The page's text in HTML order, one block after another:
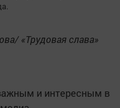
«Трудовая слава»
и интересным в